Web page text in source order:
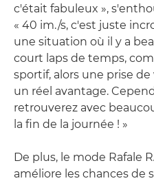
c'était fabuleux »,
« 40 im./s, c'est juste
une situation où il y a
court laps de temps,
sportif, alors une prise
un réel avantage.
retrouverez avec
la fin de la journée ! »
De plus, le mode Rafale
améliore les chances de